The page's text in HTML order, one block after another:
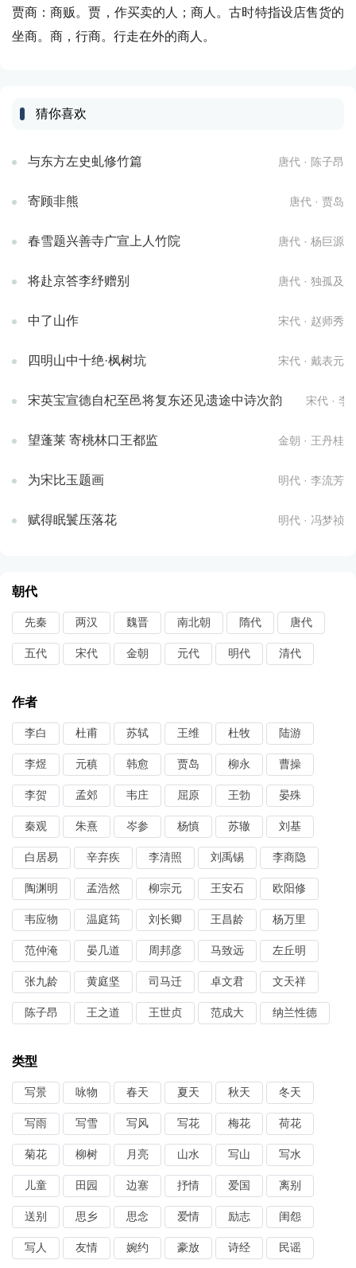
贾商：商贩。贾，作买卖的人；商人。古时特指设店售货的
坐商。商，行商。行走在外的商人。
猜你喜欢
与东方左史虬修竹篇 唐代 · 陈子昂
寄顾非熊 唐代 · 贾岛
春雪题兴善寺广宣上人竹院 唐代 · 杨巨源
将赴京答李纾赠别 唐代 · 独孤及
中了山作 宋代 · 赵师秀
四明山中十绝·枫树坑 宋代 · 戴表元
宋英宝宣德自杞至邑将复东还见遗途中诗次韵 宋代 · 李
望蓬莱 寄桃林口王都监 金朝 · 王丹桂
为宋比玉题画 明代 · 李流芳
赋得眠鬟压落花 明代 · 冯梦祯
朝代
先秦 两汉 魏晋 南北朝 隋代 唐代
五代 宋代 金朝 元代 明代 清代
作者
李白 杜甫 苏轼 王维 杜牧 陆游
李煜 元稹 韩愈 贾岛 柳永 曹操
李贺 孟郊 韦庄 屈原 王勃 晏殊
秦观 朱熹 岑参 杨慎 苏辙 刘基
白居易 辛弃疾 李清照 刘禹锡 李商隐
陶渊明 孟浩然 柳宗元 王安石 欧阳修
韦应物 温庭筠 刘长卿 王昌龄 杨万里
范仲淹 晏几道 周邦彦 马致远 左丘明
张九龄 黄庭坚 司马迁 卓文君 文天祥
陈子昂 王之道 王世贞 范成大 纳兰性德
类型
写景 咏物 春天 夏天 秋天 冬天
写雨 写雪 写风 写花 梅花 荷花
菊花 柳树 月亮 山水 写山 写水
儿童 田园 边塞 抒情 爱国 离别
送别 思乡 思念 爱情 励志 闺怨
写人 友情 婉约 豪放 诗经 民谣